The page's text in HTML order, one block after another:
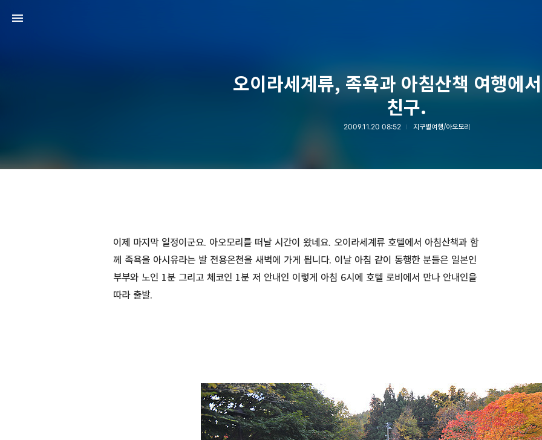
오이라세계류, 족욕과 아침산책 여행에
친구.
2009.11.20 08:52 지구별여행/아오모리
이제 마지막 일정이군요. 아오모리를 떠날 시간이 왔네요. 오이라세계류 호텔에서 아침산책과 함
께 족욕을 아시유라는 발 전용온천을 새벽에 가게 됩니다. 이날 아침 같이 동행한 분들은 일본인
부부와 노인 1분 그리고 체코인 1분 저 안내인 이렇게 아침 6시에 호텔 로비에서 만나 안내인을
따라 출발.